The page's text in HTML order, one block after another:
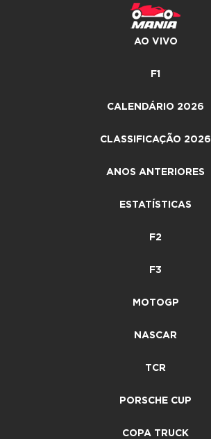
AO VIVO
F1
CALENDÁRIO 2026
CLASSIFICAÇÃO 2026
ANOS ANTERIORES
ESTATÍSTICAS
F2
F3
MOTOGP
NASCAR
TCR
PORSCHE CUP
COPA TRUCK